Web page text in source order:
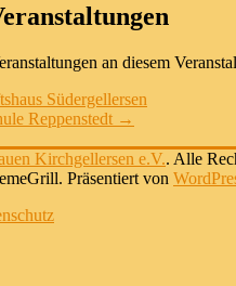
an diesem
Südergellersen
Reppenstedt →
Kirchgellersen e.V.. Alle
Präsentiert von